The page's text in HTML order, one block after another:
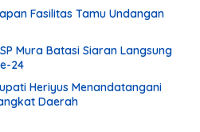
Fasilitas Tamu Undangan
Mura Batasi Siaran Langsung
24
Heriyus Menandatangani
Daerah